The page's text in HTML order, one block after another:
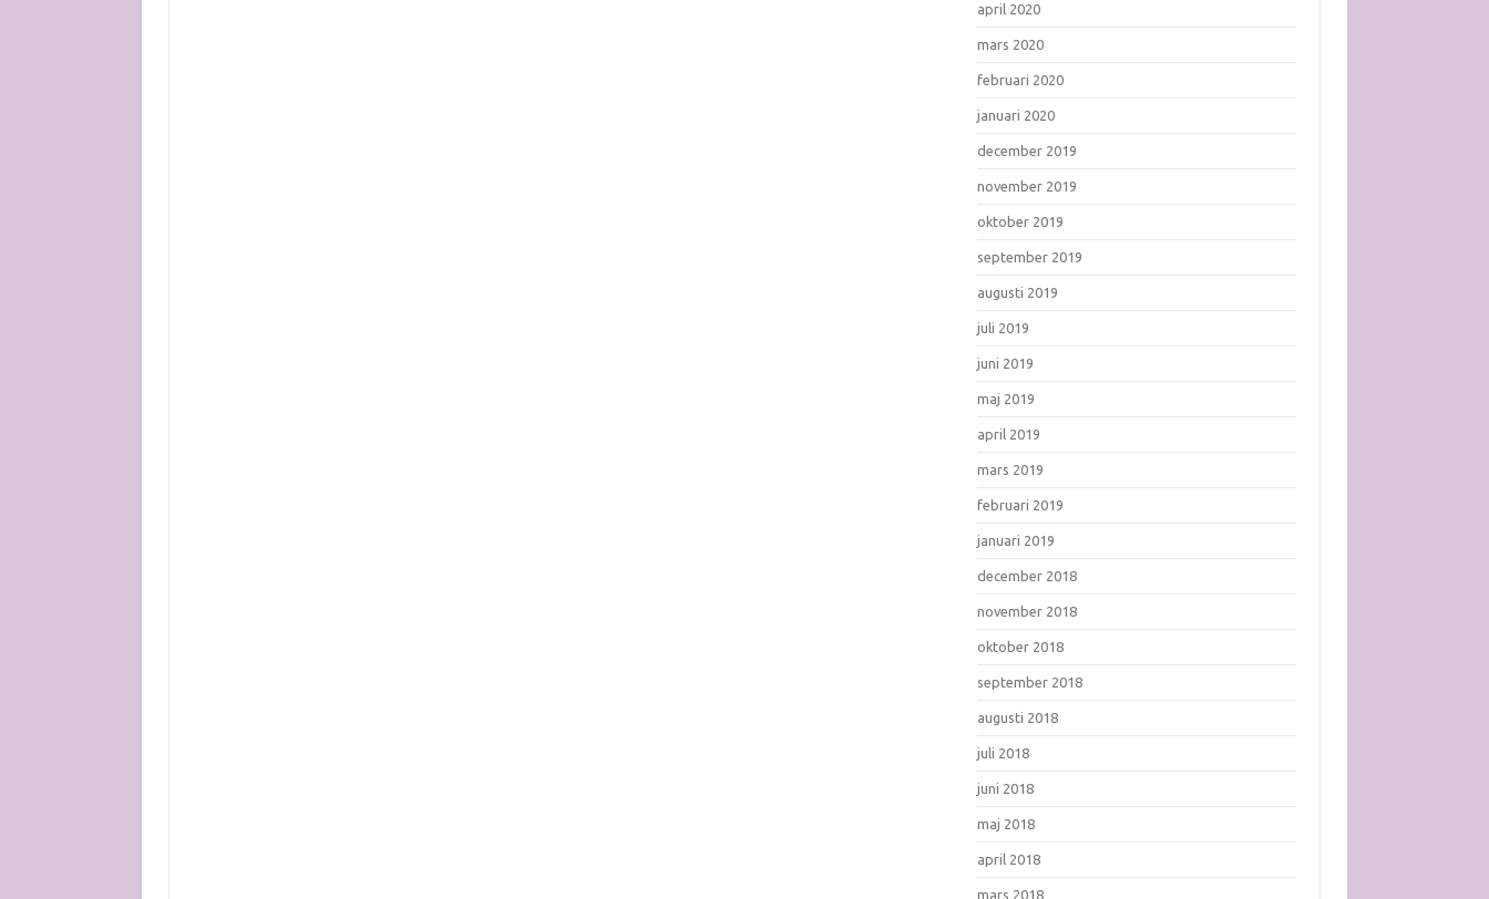
april 2020
mars 2020
februari 2020
januari 2020
december 2019
november 2019
oktober 2019
september 2019
augusti 2019
juli 2019
juni 2019
maj 2019
april 2019
mars 2019
februari 2019
januari 2019
december 2018
november 2018
oktober 2018
september 2018
augusti 2018
juli 2018
juni 2018
maj 2018
april 2018
mars 2018